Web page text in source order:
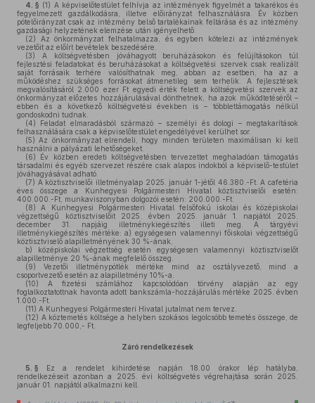
4. § (1) A képviselőtestület felhívja az intézmények figyelmét a takarékos és
fegyelmezett gazdálkodásra, illetve előirányzat felhasználásra. Év közben
pótelőirányzat csak az intézmény belső tartalékainak feltárása és az intézmény
gazdasági helyzetének elemzése után igényelhető.
(2) Az önkormányzat felhatalmazza, és egyben kötelezi az intézmények
vezetőit az előírt bevételek beszedésére.
(3) A költségvetésben jóváhagyott beruházásokon és felújításokon túl
fejlesztési feladatokat és beruházásokat a költségvetési szervek csak realizált
saját forrásaik terhére valósíthatnak meg, abban az esetben, ha az a
működéshez szükséges forrásokat átmenetileg sem terhelik. A fejlesztések
megvalósításáról 2.000 ezer Ft egyedi érték felett a költségvetési szervek az
önkormányzat előzetes hozzájárulásával dönthetnek, ha azok működtetéséről –
ebben és a következő költségvetési években is – többlettámogatás nélkül
gondoskodni tudnak.
(4) Feladat elmaradásból származó – személyi és dologi – megtakarítások
felhasználására csak a képviselőtestület engedélyével kerülhet sor.
(5) Az önkormányzat elrendeli, hogy minden területen maximálisan ki kell
használni a pályázati lehetőségeket.
(6) Év közben eredeti költségvetésben tervezettet meghaladóan támogatás
társadalmi és egyéb szervezet részére csak alapos indokból a képviselő-testület
jóváhagyásával adható.
(7) A köztisztviselői illetményalap 2025. január 1-jétől 46.380.-Ft. A cafetéria
éves összege a Kunhegyesi Polgármesteri Hivatal köztisztviselői esetén:
400.000.-Ft, munkaviszonyban dolgozói esetén: 200.000.-Ft.
(8) A Kunhegyesi Polgármesteri Hivatal felsőfokú iskolai és középiskolai
végzettségű köztisztviselőit 2025. évben 2025. január 1. napjától 2025.
december 31. napjáig illetménykiegészítés illeti meg. A tárgyévi
illetménykiegészítés mértéke: a) egységesen valamennyi főiskolai végzettségű
köztisztviselő alapilletményének 30 %-ának,
b) középiskolai végzettség esetén egységesen valamennyi köztisztviselőt
alapilletménye 20 %-ának megfelelő összeg.
(9) Vezetői illetménypótlék mértéke mind az osztályvezető, mind a
csoportvezető esetén az alapilletmény 10%-a.
(10) A fizetési számlához kapcsolódóan törvény alapján az egy
foglalkoztatottnak havonta adott bankszámla-hozzájárulás mértéke 2025. évben
1.000.-Ft.
(11) A Kunhegyesi Polgármesteri Hivatal jutalmat nem tervez.
(12) A köztemetés költsége a helyben szokásos legolcsóbb temetés összege, de
legfeljebb 70.000,- Ft.
Záró rendelkezések
5. § Ez a rendelet kihirdetése napján 18.00 órakor lép hatályba,
rendelkezéseit azonban a 2025. évi költségvetés végrehajtása során 2025.
január 01. napjától alkalmazni kell.